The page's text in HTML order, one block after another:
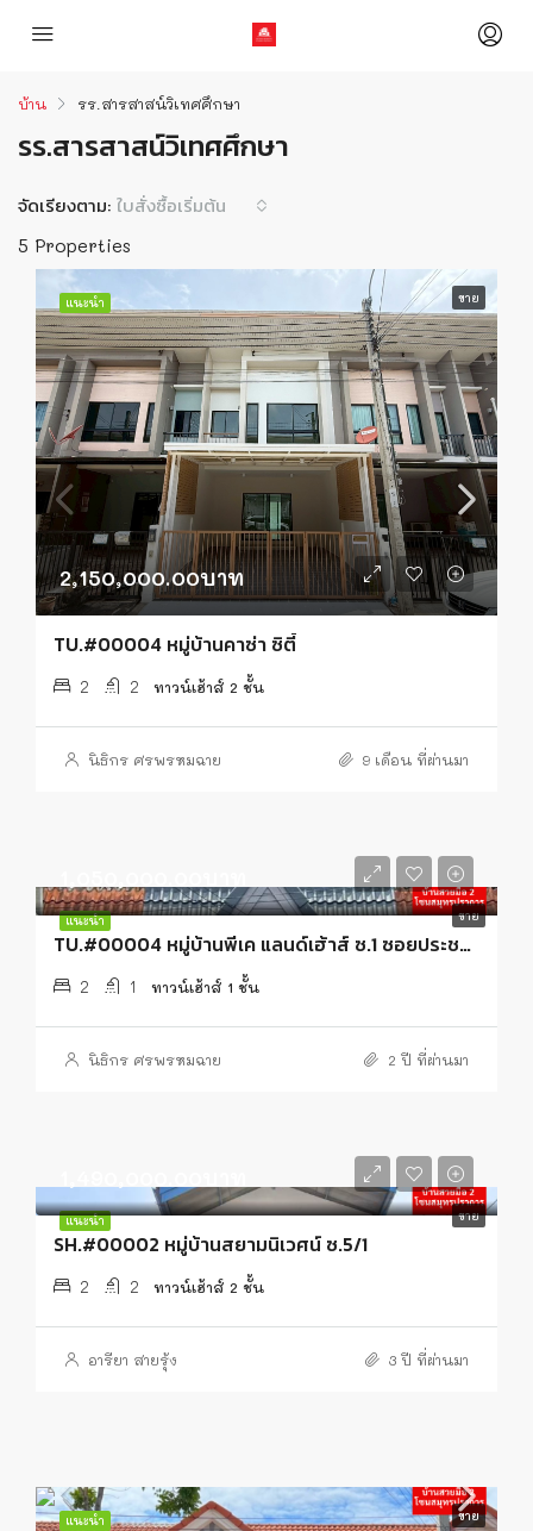
บ้าน รร.สารสาสน์วิเทศศึกษา
รร.สารสาสน์วิเทศศึกษา
5 Properties
จัดเรียงตาม: ใบสั่งซื้อเริ่มต้น
แนะนำ ขาย
2,150,000.00บาท
TU.#00004 หมู่บ้านคาซ่า ซิตี้
2 2 ทาวน์เฮ้าส์ 2 ชั้น
นิธิกร ศรพรหมฉาย 9 เดือน ที่ผ่านมา
แนะนำ ขาย
TU.#00004 หมู่บ้านพีเค แลนด์เฮ้าส์ ซ.1 ซอยประชาอุทิศ 90
2 1 ทาวน์เฮ้าส์ 1 ชั้น
นิธิกร ศรพรหมฉาย 2 ปี ที่ผ่านมา
แนะนำ ขาย
SH.#00002 หมู่บ้านสยามนิเวศน์ ซ.5/1
2 2 ทาวน์เฮ้าส์ 2 ชั้น
อารียา สายรุ้ง 3 ปี ที่ผ่านมา
แนะนำ ขาย